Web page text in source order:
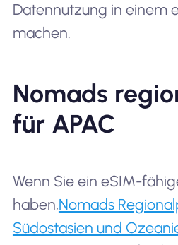
Datennutzung in einem
machen.
Nomads
für APAC
Wenn Sie ein eSIM-
haben,Nomads
Südostasien und